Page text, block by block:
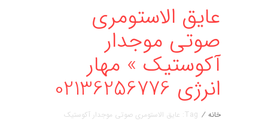
عایق الاستومری
صوتی موجدار
آکوستیک » مهار
انرژی 02136256776
خانه / Tag: عایق الاستومری صوتی موجدار آکوستیک